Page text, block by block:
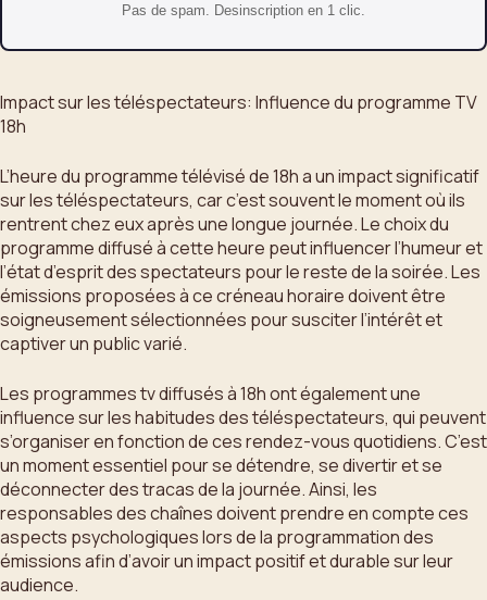
Pas de spam. Desinscription en 1 clic.
Impact sur les téléspectateurs: Influence du programme TV
18h
L’heure du programme télévisé de 18h a un impact significatif
sur les téléspectateurs, car c’est souvent le moment où ils
rentrent chez eux après une longue journée. Le choix du
programme diffusé à cette heure peut influencer l’humeur et
l’état d’esprit des spectateurs pour le reste de la soirée. Les
émissions proposées à ce créneau horaire doivent être
soigneusement sélectionnées pour susciter l’intérêt et
captiver un public varié.
Les programmes tv diffusés à 18h ont également une
influence sur les habitudes des téléspectateurs, qui peuvent
s’organiser en fonction de ces rendez-vous quotidiens. C’est
un moment essentiel pour se détendre, se divertir et se
déconnecter des tracas de la journée. Ainsi, les
responsables des chaînes doivent prendre en compte ces
aspects psychologiques lors de la programmation des
émissions afin d’avoir un impact positif et durable sur leur
audience.